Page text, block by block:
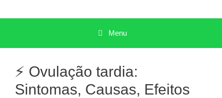
Menu
⚡ Ovulação tardia:
Sintomas, Causas, Efeitos